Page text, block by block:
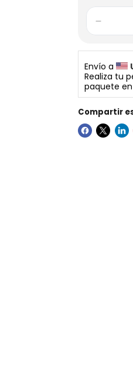
Envío a
Realiza tu
paquete
Compartir